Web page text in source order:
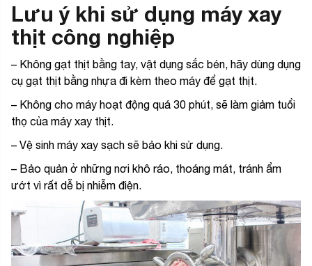
Lưu ý khi sử dụng máy xay
thịt công nghiệp
– Không gạt thịt bằng tay, vật dụng sắc bén, hãy dùng dụng
cụ gạt thịt bằng nhựa đi kèm theo máy để gạt thịt.
– Không cho máy hoạt động quá 30 phút, sẽ làm giảm tuổi
thọ của máy xay thịt.
– Vệ sinh máy xay sạch sẽ bảo khi sử dụng.
– Bảo quản ở những nơi khô ráo, thoáng mát, tránh ẩm
ướt vì rất dễ bị nhiễm điện.